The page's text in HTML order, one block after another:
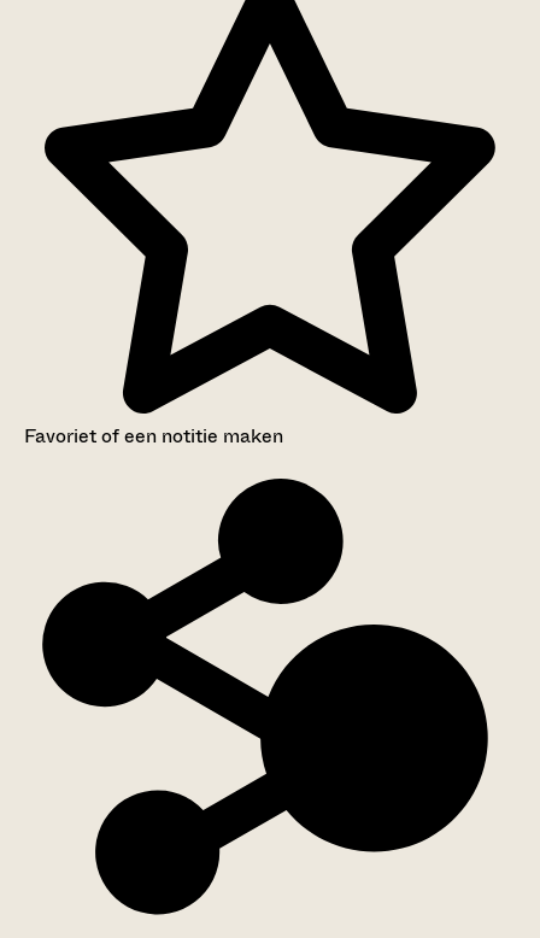
Favoriet of een notitie maken